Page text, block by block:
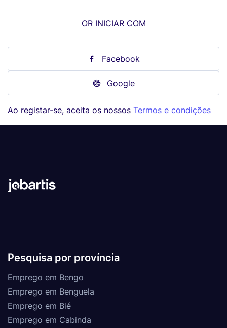
OR INICIAR COM
Facebook
Google
Ao registar-se, aceita os nossos Termos e condições
Pesquisa por província
Emprego em Bengo
Emprego em Benguela
Emprego em Bié
Emprego em Cabinda